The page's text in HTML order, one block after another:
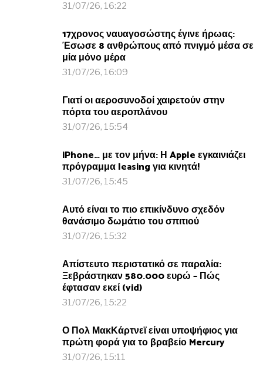
31/07/26, 16:22
17χρονος ναυαγοσώστης έγινε ήρωας:
Έσωσε 8 ανθρώπους από πνιγμό μέσα σε
μία μόνο μέρα
31/07/26, 16:09
Γιατί οι αεροσυνοδοί χαιρετούν στην
πόρτα του αεροπλάνου
31/07/26, 15:54
iPhone… με τον μήνα: Η Apple εγκαινιάζει
πρόγραμμα leasing για κινητά!
31/07/26, 15:45
Αυτό είναι το πιο επικίνδυνο σχεδόν
θανάσιμο δωμάτιο του σπιτιού
31/07/26, 15:32
Απίστευτο περιστατικό σε παραλία:
Ξεβράστηκαν 580.000 ευρώ – Πώς
έφτασαν εκεί (vid)
31/07/26, 15:22
Ο Πολ ΜακΚάρτνεϊ είναι υποψήφιος για
πρώτη φορά για το βραβείο Mercury
31/07/26, 15:11